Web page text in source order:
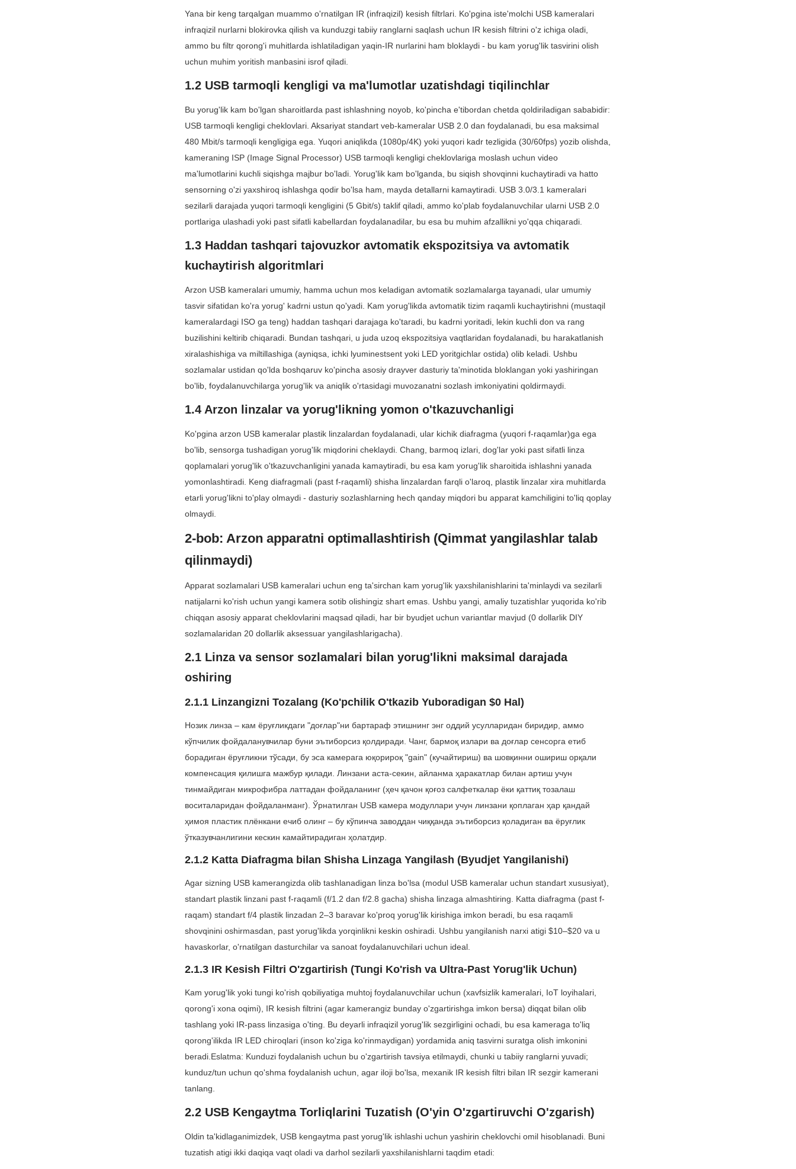
Yana bir keng tarqalgan muammo o'rnatilgan IR (infraqizil) kesish filtrlari. Ko'pgina iste'molchi USB kameralari
infraqizil nurlarni blokirovka qilish va kunduzgi tabiiy ranglarni saqlash uchun IR kesish filtrini o'z ichiga oladi,
ammo bu filtr qorong'i muhitlarda ishlatiladigan yaqin-IR nurlarini ham bloklaydi - bu kam yorug'lik tasvirini olish
uchun muhim yoritish manbasini isrof qiladi.
1.2 USB tarmoqli kengligi va ma'lumotlar uzatishdagi tiqilinchlar
Bu yorug'lik kam bo'lgan sharoitlarda past ishlashning noyob, ko'pincha e'tibordan chetda qoldiriladigan sababidir:
USB tarmoqli kengligi cheklovlari. Aksariyat standart veb-kameralar USB 2.0 dan foydalanadi, bu esa maksimal
480 Mbit/s tarmoqli kengligiga ega. Yuqori aniqlikda (1080p/4K) yoki yuqori kadr tezligida (30/60fps) yozib olishda,
kameraning ISP (Image Signal Processor) USB tarmoqli kengligi cheklovlariga moslash uchun video
ma'lumotlarini kuchli siqishga majbur bo'ladi. Yorug'lik kam bo'lganda, bu siqish shovqinni kuchaytiradi va hatto
sensorning o'zi yaxshiroq ishlashga qodir bo'lsa ham, mayda detallarni kamaytiradi. USB 3.0/3.1 kameralari
sezilarli darajada yuqori tarmoqli kengligini (5 Gbit/s) taklif qiladi, ammo ko'plab foydalanuvchilar ularni USB 2.0
portlariga ulashadi yoki past sifatli kabellardan foydalanadilar, bu esa bu muhim afzallikni yo'qqa chiqaradi.
1.3 Haddan tashqari tajovuzkor avtomatik ekspozitsiya va avtomatik
kuchaytirish algoritmlari
Arzon USB kameralari umumiy, hamma uchun mos keladigan avtomatik sozlamalarga tayanadi, ular umumiy
tasvir sifatidan ko'ra yorug' kadrni ustun qo'yadi. Kam yorug'likda avtomatik tizim raqamli kuchaytirishni (mustaqil
kameralardagi ISO ga teng) haddan tashqari darajaga ko'taradi, bu kadrni yoritadi, lekin kuchli don va rang
buzilishini keltirib chiqaradi. Bundan tashqari, u juda uzoq ekspozitsiya vaqtlaridan foydalanadi, bu harakatlanish
xiralashishiga va miltillashiga (ayniqsa, ichki lyuminestsent yoki LED yoritgichlar ostida) olib keladi. Ushbu
sozlamalar ustidan qo'lda boshqaruv ko'pincha asosiy drayver dasturiy ta'minotida bloklangan yoki yashiringan
bo'lib, foydalanuvchilarga yorug'lik va aniqlik o'rtasidagi muvozanatni sozlash imkoniyatini qoldirmaydi.
1.4 Arzon linzalar va yorug'likning yomon o'tkazuvchanligi
Ko'pgina arzon USB kameralar plastik linzalardan foydalanadi, ular kichik diafragma (yuqori f-raqamlar)ga ega
bo'lib, sensorga tushadigan yorug'lik miqdorini cheklaydi. Chang, barmoq izlari, dog'lar yoki past sifatli linza
qoplamalari yorug'lik o'tkazuvchanligini yanada kamaytiradi, bu esa kam yorug'lik sharoitida ishlashni yanada
yomonlashtiradi. Keng diafragmali (past f-raqamli) shisha linzalardan farqli o'laroq, plastik linzalar xira muhitlarda
etarli yorug'likni to'play olmaydi - dasturiy sozlashlarning hech qanday miqdori bu apparat kamchiligini to'liq qoplay
olmaydi.
2-bob: Arzon apparatni optimallashtirish (Qimmat yangilashlar talab
qilinmaydi)
Apparat sozlamalari USB kameralari uchun eng ta'sirchan kam yorug'lik yaxshilanishlarini ta'minlaydi va sezilarli
natijalarni ko'rish uchun yangi kamera sotib olishingiz shart emas. Ushbu yangi, amaliy tuzatishlar yuqorida ko'rib
chiqqan asosiy apparat cheklovlarini maqsad qiladi, har bir byudjet uchun variantlar mavjud (0 dollarlik DIY
sozlamalaridan 20 dollarlik aksessuar yangilashlarigacha).
2.1 Linza va sensor sozlamalari bilan yorug'likni maksimal darajada
oshiring
2.1.1 Linzangizni Tozalang (Ko'pchilik O'tkazib Yuboradigan $0 Hal)
Нозик линза – кам ёруғликдаги "доғлар"ни бартараф этишнинг энг оддий усулларидан биридир, аммо
кўпчилик фойдаланувчилар буни эътиборсиз қолдиради. Чанг, бармоқ излари ва доғлар сенсорга етиб
борадиган ёруғликни тўсади, бу эса камерага юқорироқ "gain" (кучайтириш) ва шовқинни ошириш орқали
компенсация қилишга мажбур қилади. Линзани аста-секин, айланма ҳаракатлар билан артиш учун
тинмайдиган микрофибра латтадан фойдаланинг (ҳеч қачон қоғоз салфеткалар ёки қаттиқ тозалаш
воситаларидан фойдаланманг). Ўрнатилган USB камера модуллари учун линзани қоплаган ҳар қандай
ҳимоя пластик плёнкани ечиб олинг – бу кўпинча заводдан чиққанда эътиборсиз қоладиган ва ёруғлик
ўтказувчанлигини кескин камайтирадиган ҳолатдир.
2.1.2 Katta Diafragma bilan Shisha Linzaga Yangilash (Byudjet Yangilanishi)
Agar sizning USB kamerangizda olib tashlanadigan linza bo'lsa (modul USB kameralar uchun standart xususiyat),
standart plastik linzani past f-raqamli (f/1.2 dan f/2.8 gacha) shisha linzaga almashtiring. Katta diafragma (past f-
raqam) standart f/4 plastik linzadan 2–3 baravar ko'proq yorug'lik kirishiga imkon beradi, bu esa raqamli
shovqinini oshirmasdan, past yorug'likda yorqinlikni keskin oshiradi. Ushbu yangilanish narxi atigi $10–$20 va u
havaskorlar, o'rnatilgan dasturchilar va sanoat foydalanuvchilari uchun ideal.
2.1.3 IR Kesish Filtri O'zgartirish (Tungi Ko'rish va Ultra-Past Yorug'lik Uchun)
Kam yorug'lik yoki tungi ko'rish qobiliyatiga muhtoj foydalanuvchilar uchun (xavfsizlik kameralari, IoT loyihalari,
qorong'i xona oqimi), IR kesish filtrini (agar kamerangiz bunday o'zgartirishga imkon bersa) diqqat bilan olib
tashlang yoki IR-pass linzasiga o'ting. Bu deyarli infraqizil yorug'lik sezgirligini ochadi, bu esa kameraga to'liq
qorong'ilikda IR LED chiroqlari (inson ko'ziga ko'rinmaydigan) yordamida aniq tasvirni suratga olish imkonini
beradi.Eslatma: Kunduzi foydalanish uchun bu o'zgartirish tavsiya etilmaydi, chunki u tabiiy ranglarni yuvadi;
kunduz/tun uchun qo'shma foydalanish uchun, agar iloji bo'lsa, mexanik IR kesish filtri bilan IR sezgir kamerani
tanlang.
2.2 USB Kengaytma Torliqlarini Tuzatish (O'yin O'zgartiruvchi O'zgarish)
Oldin ta'kidlaganimizdek, USB kengaytma past yorug'lik ishlashi uchun yashirin cheklovchi omil hisoblanadi. Buni
tuzatish atigi ikki daqiqa vaqt oladi va darhol sezilarli yaxshilanishlarni taqdim etadi: